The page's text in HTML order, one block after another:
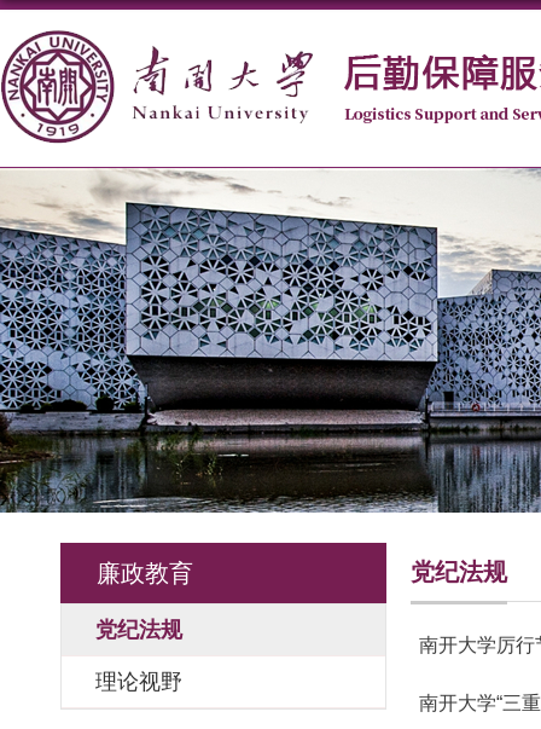
廉政教育
党纪法规
理论视野
党纪法规
南开大学厉行
南开大学“三